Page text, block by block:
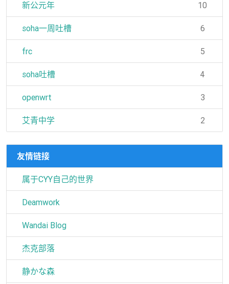
新公元年 10
soha一周吐槽 6
frc 5
soha吐槽 4
openwrt 3
艾青中学 2
友情链接
属于CYY自己的世界
Deamwork
Wandai Blog
杰克部落
静かな森